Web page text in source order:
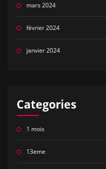
mars 2024
février 2024
janvier 2024
Categories
1 mois
13eme